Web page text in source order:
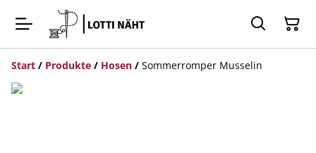
Start / Produkte / Hosen / Sommerromper Musselin